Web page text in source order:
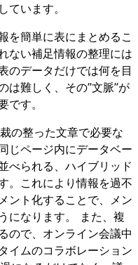
ています。
を簡単に表にまとめるこ
ない補足情報の整理には
のデータだけでは何を目
は難しく、その”文脈”が
です。
の整った文章で必要な
じページ内にデータベー
べられる、ハイブリッド
。これにより情報を過不
ント化することで、メン
になります。 また、複
ので、オンライン会議中
イムのコラボレーション